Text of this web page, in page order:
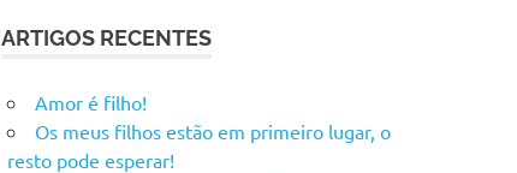
ARTIGOS RECENTES
Amor é filho!
Os meus filhos estão em primeiro lugar, o
resto pode esperar!